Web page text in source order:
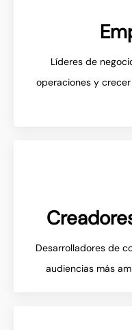
Líderes de
operaciones y
Desarrolladores de
audiencias más